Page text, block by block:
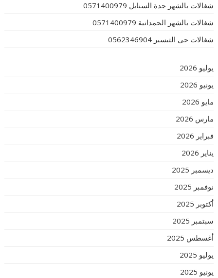
شغالات بالشهر جدة السنابل 0571400979
شغالات بالشهر الحمدانية 0571400979
شغالات حي التيسير 0562346904
يوليو 2026
يونيو 2026
مايو 2026
مارس 2026
فبراير 2026
يناير 2026
ديسمبر 2025
نوفمبر 2025
أكتوبر 2025
سبتمبر 2025
أغسطس 2025
يوليو 2025
يونيو 2025